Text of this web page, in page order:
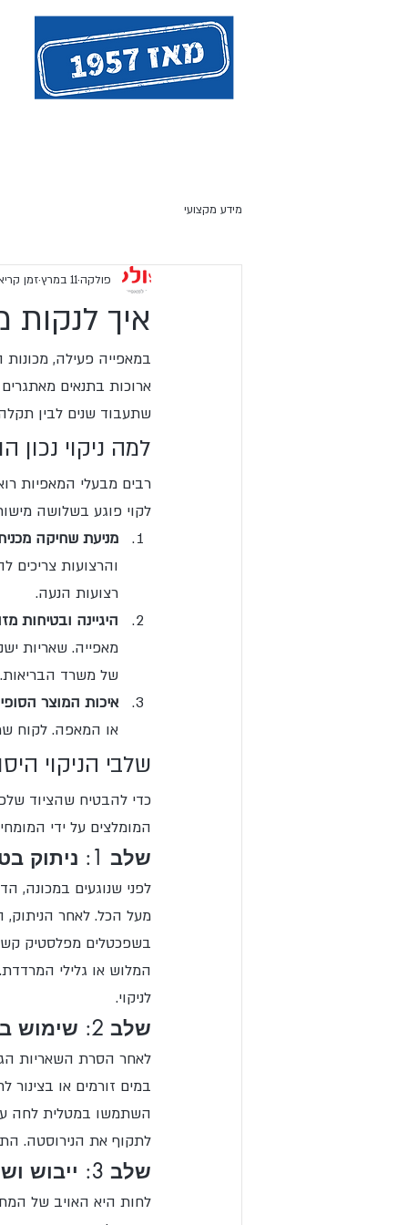
מידע מקצועי
איך לנקות
פולקה11 במרץ זמן קריאה 3
במאפייה פעילה,
ארוכות בתנאים
שתעבוד שנים לבין
למה ניקוי נכון
רבים מבעלי המאפיות
לקוי פוגע בשלושה
מניעת שחיקה
והרצועות צריכים
רצועות הנעה.
היגיינה ובטיחות
מאפייה. שאריות
של משרד הבריאות.
איכות המוצר
או המאפה. לקוח
שלבי הניקוי
כדי להבטיח שהציוד
המומלצים על ידי
שלב 1: ניתוק בטיחותי והסרת שאריות יבשות
לפני שנוגעים במכונה,
מעל הכל. לאחר הניתוק,
בשפכטלים מפלסטיק
המלוש או גלילי
לניקוי.
שלב 2: שימוש בחומרי ניקוי ייעודיים (ולא בחומרים שוחקים)
לאחר הסרת השאריות
במים זורמים או בצינור
השתמשו במטלית לחה עם
לתקוף את הנירוסטה.
שלב 3: ייבוש ושימון רכיבים נעים
לחות היא האויב של